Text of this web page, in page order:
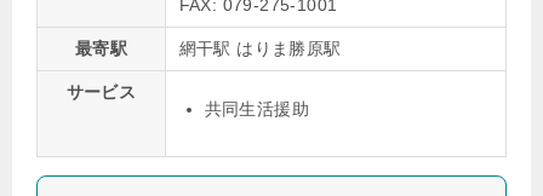
FAX: 079-275-1001
最寄駅 網干駅 はりま勝原駅
サービス
共同生活援助